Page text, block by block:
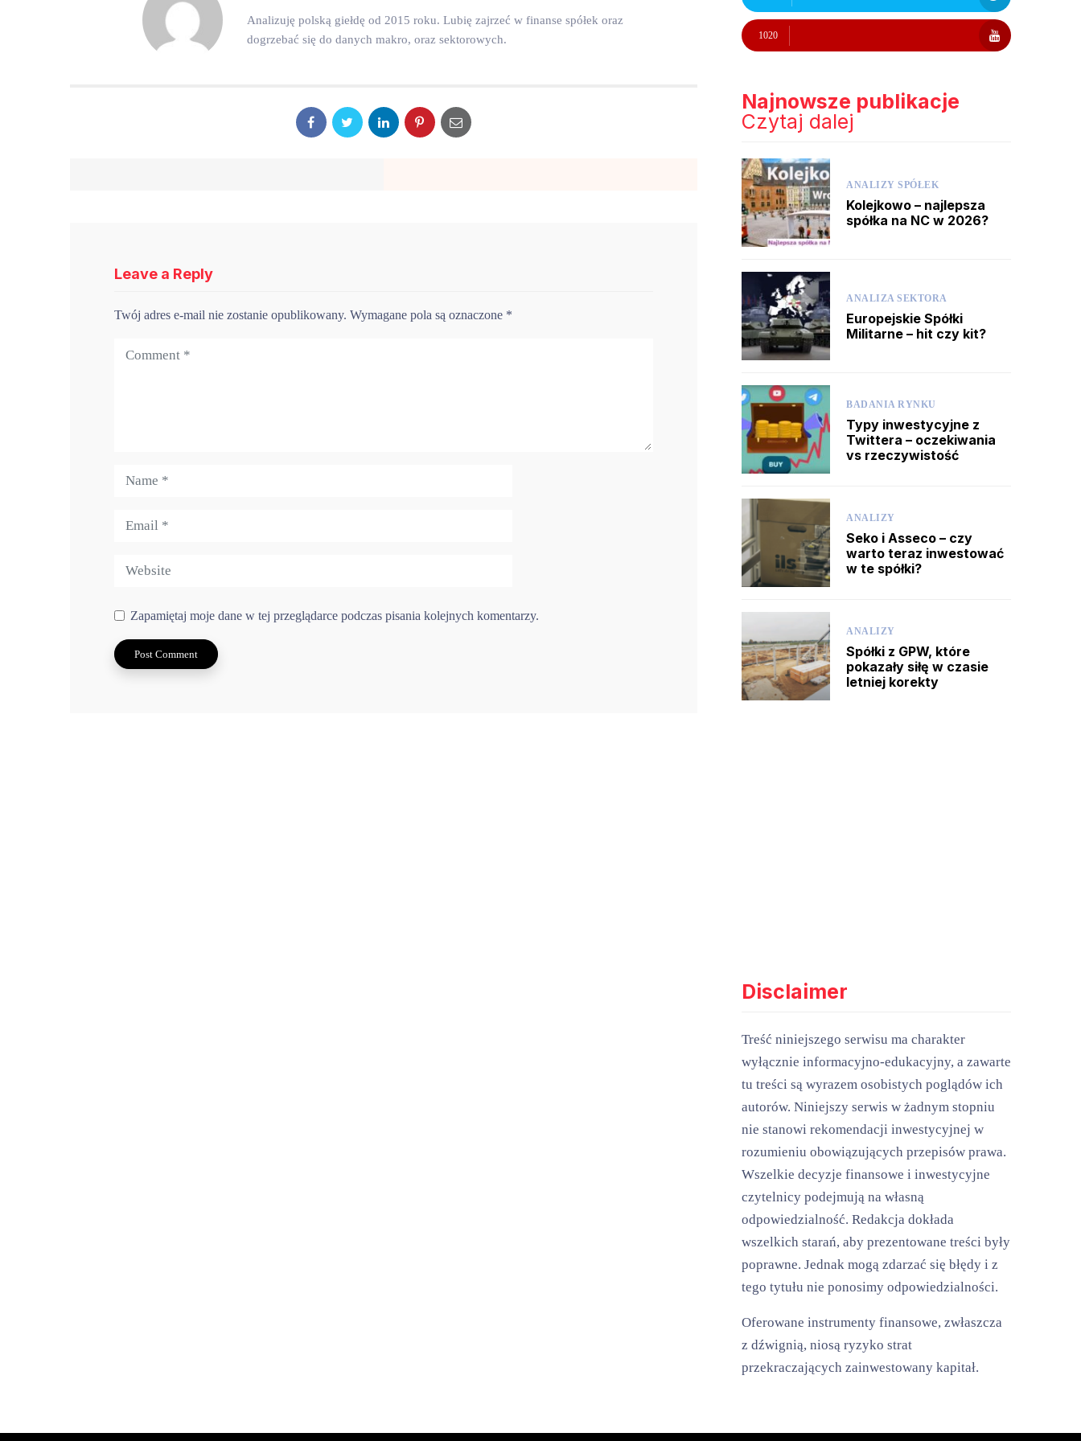
Analizuję polską giełdę od 2015 roku. Lubię zajrzeć w finanse spółek oraz
dogrzebać się do danych makro, oraz sektorowych.
Leave a Reply
Twój adres e-mail nie zostanie opublikowany. Wymagane pola są oznaczone *
Zapamiętaj moje dane w tej przeglądarce podczas pisania kolejnych komentarzy.
1020
Najnowsze publikacje
Czytaj dalej
ANALIZY SPÓŁEK
Kolejkowo – najlepsza
spółka na NC w 2026?
ANALIZA SEKTORA
Europejskie Spółki
Militarne – hit czy kit?
BADANIA RYNKU
Typy inwestycyjne z
Twittera – oczekiwania
vs rzeczywistość
ANALIZY
Seko i Asseco – czy
warto teraz inwestować
w te spółki?
ANALIZY
Spółki z GPW, które
pokazały siłę w czasie
letniej korekty
Disclaimer
Treść niniejszego serwisu ma charakter
wyłącznie informacyjno-edukacyjny, a zawarte
tu treści są wyrazem osobistych poglądów ich
autorów. Niniejszy serwis w żadnym stopniu
nie stanowi rekomendacji inwestycyjnej w
rozumieniu obowiązujących przepisów prawa.
Wszelkie decyzje finansowe i inwestycyjne
czytelnicy podejmują na własną
odpowiedzialność. Redakcja dokłada
wszelkich starań, aby prezentowane treści były
poprawne. Jednak mogą zdarzać się błędy i z
tego tytułu nie ponosimy odpowiedzialności.
Oferowane instrumenty finansowe, zwłaszcza
z dźwignią, niosą ryzyko strat
przekraczających zainwestowany kapitał.